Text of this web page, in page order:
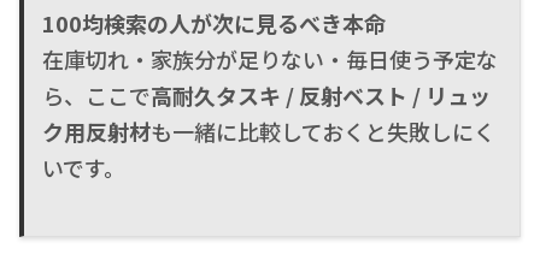
100均検索の人が次に見るべき本命
在庫切れ・家族分が足りない・毎日使う予定な
ら、ここで高耐久タスキ / 反射ベスト / リュッ
ク用反射材も一緒に比較しておくと失敗しにく
いです。